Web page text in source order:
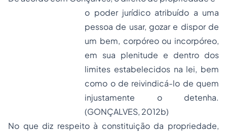
o poder jurídico atribuído a uma
pessoa de usar, gozar e dispor de
um bem, corpóreo ou incorpóreo,
em sua plenitude e dentro dos
limites estabelecidos na lei, bem
como o de reivindicá-lo de quem
injustamente o detenha.
(GONÇALVES, 2012b)
No que diz respeito à constituição da propriedade,